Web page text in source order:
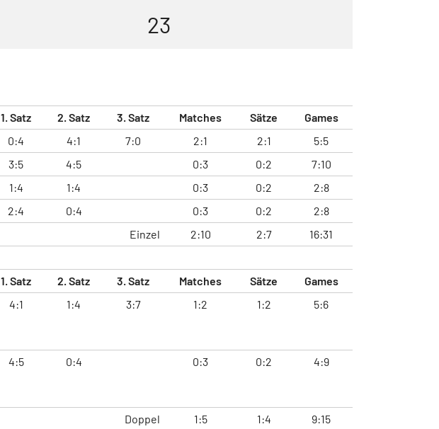
23
1. Satz 2. Satz 3. Satz Matches Sätze Games
0:4 4:1 7:0 2:1 2:1 5:5
3:5 4:5 0:3 0:2 7:10
1:4 1:4 0:3 0:2 2:8
2:4 0:4 0:3 0:2
2:8
Einzel
2:10 2:7
16:31
1. Satz 2. Satz 3. Satz Matches Sätze Games
4:1 1:4 3:7 1:2 1:2 5:6
4:5 0:4 0:3 0:2 4:9
Doppel 1:5 1:4
9:15